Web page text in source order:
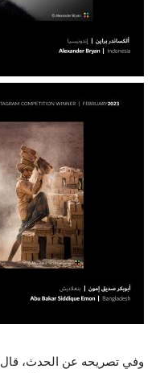
وفي تصريحه عن الحدث، قال